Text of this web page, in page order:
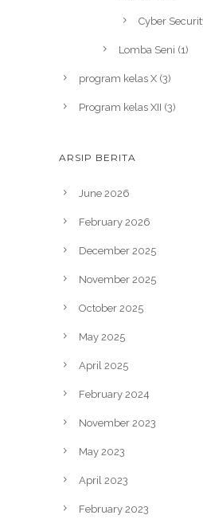
Cyber
Lomba Seni (1)
program kelas X (3)
Program kelas XII (3)
ARSIP BERITA
June 2026
February 2026
December 2025
November 2025
October 2025
May 2025
April 2025
February 2024
November 2023
May 2023
April 2023
February 2023